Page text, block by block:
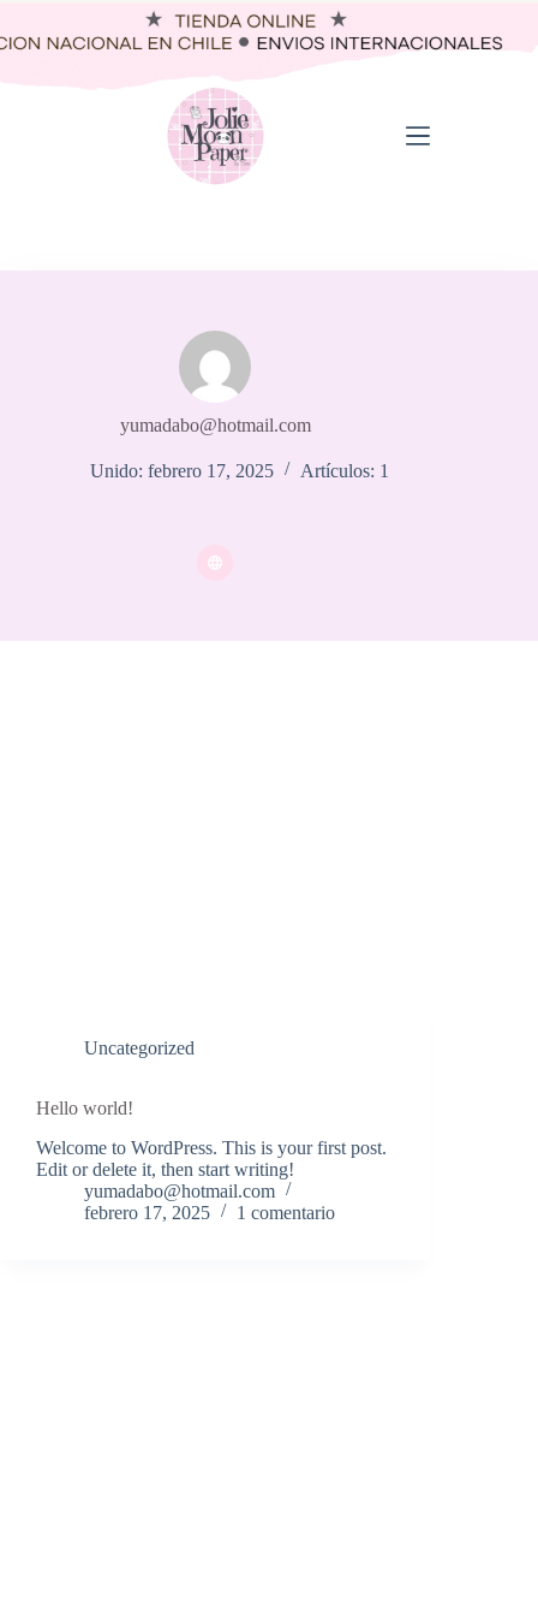
contenido
yumadabo@hotmail.com
Unido: febrero 17, 2025 Artículos: 1
Uncategorized
Hello world!
Welcome to WordPress. This is your first post.
Edit or delete it, then start writing!
yumadabo@hotmail.com
febrero 17, 2025
1 comentario